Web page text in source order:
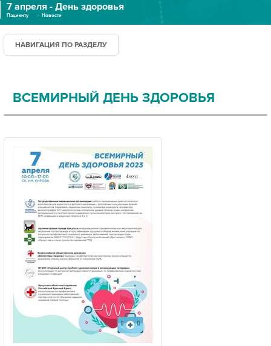
УСЛУГИ И ЦЕНЫ
ПАЦИЕНТУ
ПРАВОВАЯ ИНФОРМАЦИЯ
7 апреля - День здоровья
Пациенту Новости
НАВИГАЦИЯ ПО РАЗДЕЛУ
ВСЕМИРНЫЙ ДЕНЬ ЗДОРОВЬЯ